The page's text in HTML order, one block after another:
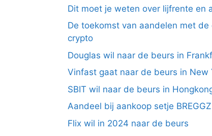
Dit moet je weten over lijfrente en
De toekomst van aandelen met de
crypto
Douglas wil naar de beurs in
Vinfast gaat naar de beurs in New
SBIT wil naar de beurs in
Aandeel bij aankoop setje BREGGZ
Flix wil in 2024 naar de beurs